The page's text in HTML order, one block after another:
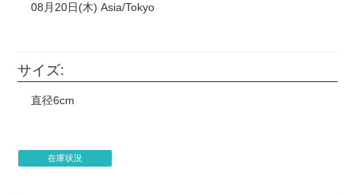
08月20日(木) Asia/Tokyo
サイズ:
直径6cm
在庫状況